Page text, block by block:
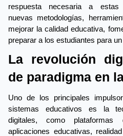
respuesta necesaria a estas
nuevas metodologías,
mejorar la calidad educativa,
preparar a los estudiantes para
La revolución
de paradigma en
Uno de los principales
sistemas educativos es la
digitales, como
aplicaciones educativas,